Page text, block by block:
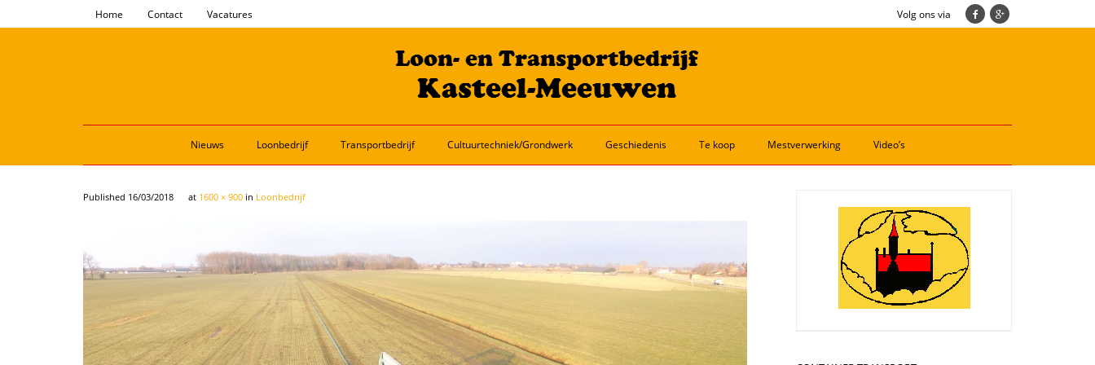
Home Contact Vacatures Volg ons via
Nieuws Loonbedrijf Transportbedrijf Cultuurtechniek/Grondwerk Geschiedenis Te koop Mestverwerking Video’s
Published 16/03/2018 at 1600 × 900 in Loonbedrijf